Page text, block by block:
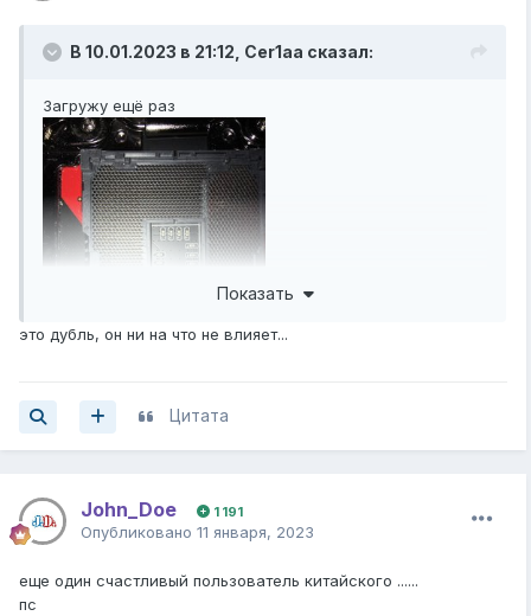
В 10.01.2023 в 21:12, Cer1aa сказал:
Загружу ещё раз
Перепрошивал, нет не сбрасывал, только данные чипа
стирал
Показать
это дубль, он ни на что не влияет...
Цитата
John_Doe 1 191
Опубликовано 11 января, 2023
еще один счастливый пользователь китайского ......
пс